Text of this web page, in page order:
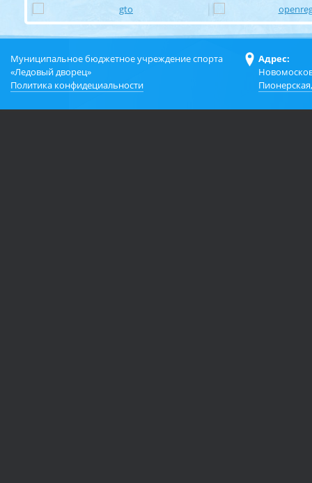
Муниципальное бюджетное учреждение спорта
«Ледовый дворец»
Политика конфидециальности
Адрес: